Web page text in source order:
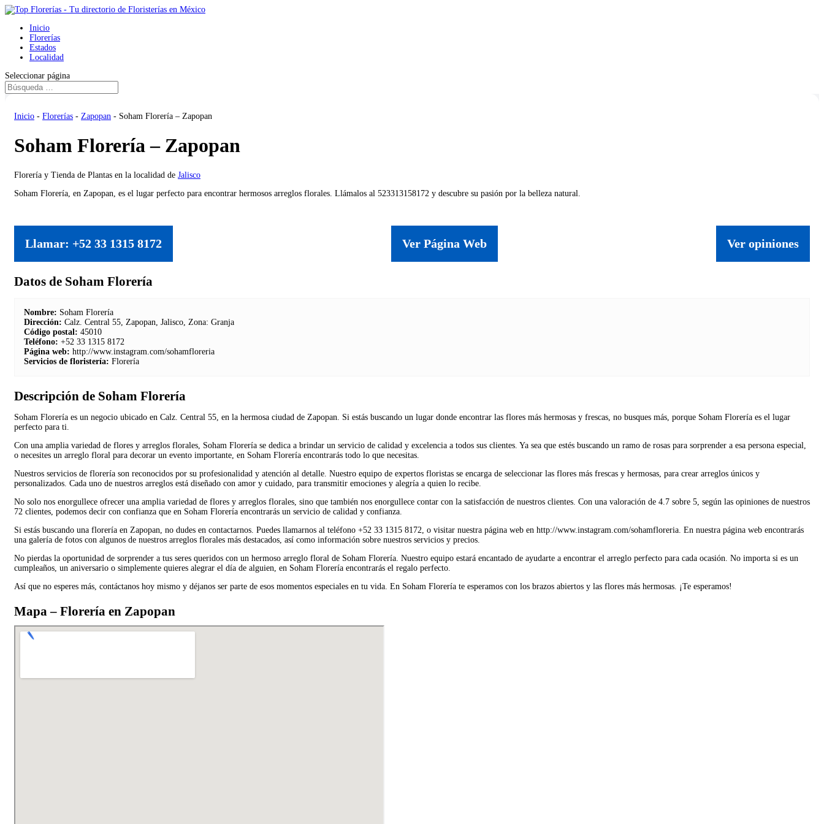
Inicio
Florerías
Estados
Localidad
Seleccionar página
Inicio - Florerías - Zapopan - Soham Florería – Zapopan
Soham Florería – Zapopan
Florería y Tienda de Plantas en la localidad de Jalisco
Soham Florería, en Zapopan, es el lugar perfecto para encontrar hermosos arreglos florales. Llámalos al 523313158172 y descubre su pasión por la belleza natural.
Llamar: +52 33 1315 8172 Ver Página Web Ver opiniones
Datos de Soham Florería
Nombre: Soham Florería
Dirección: Calz. Central 55, Zapopan, Jalisco, Zona: Granja
Código postal: 45010
Teléfono: +52 33 1315 8172
Página web: http://www.instagram.com/sohamfloreria
Servicios de floristería: Florería
Descripción de Soham Florería
Soham Florería es un negocio ubicado en Calz. Central 55, en la hermosa ciudad de Zapopan. Si estás buscando un lugar donde encontrar las flores más hermosas y frescas, no busques más, porque Soham Florería es el lugar
perfecto para ti.
Con una amplia variedad de flores y arreglos florales, Soham Florería se dedica a brindar un servicio de calidad y excelencia a todos sus clientes. Ya sea que estés buscando un ramo de rosas para sorprender a esa persona especial,
o necesites un arreglo floral para decorar un evento importante, en Soham Florería encontrarás todo lo que necesitas.
Nuestros servicios de florería son reconocidos por su profesionalidad y atención al detalle. Nuestro equipo de expertos floristas se encarga de seleccionar las flores más frescas y hermosas, para crear arreglos únicos y
personalizados. Cada uno de nuestros arreglos está diseñado con amor y cuidado, para transmitir emociones y alegría a quien lo recibe.
No solo nos enorgullece ofrecer una amplia variedad de flores y arreglos florales, sino que también nos enorgullece contar con la satisfacción de nuestros clientes. Con una valoración de 4.7 sobre 5, según las opiniones de nuestros
72 clientes, podemos decir con confianza que en Soham Florería encontrarás un servicio de calidad y confianza.
Si estás buscando una florería en Zapopan, no dudes en contactarnos. Puedes llamarnos al teléfono +52 33 1315 8172, o visitar nuestra página web en http://www.instagram.com/sohamfloreria. En nuestra página web encontrarás
una galería de fotos con algunos de nuestros arreglos florales más destacados, así como información sobre nuestros servicios y precios.
No pierdas la oportunidad de sorprender a tus seres queridos con un hermoso arreglo floral de Soham Florería. Nuestro equipo estará encantado de ayudarte a encontrar el arreglo perfecto para cada ocasión. No importa si es un
cumpleaños, un aniversario o simplemente quieres alegrar el día de alguien, en Soham Florería encontrarás el regalo perfecto.
Así que no esperes más, contáctanos hoy mismo y déjanos ser parte de esos momentos especiales en tu vida. En Soham Florería te esperamos con los brazos abiertos y las flores más hermosas. ¡Te esperamos!
Mapa – Florería en Zapopan